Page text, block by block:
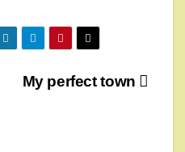
My perfect town